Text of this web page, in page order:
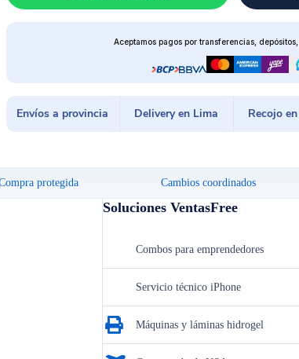
Aceptamos pagos por transferencias,
Envíos a provincia Delivery en Lima Recojo
protegida Cambios coordinados
Soluciones VentasFree
Combos para emprendedores
Servicio técnico iPhone
Máquinas y láminas hidrogel